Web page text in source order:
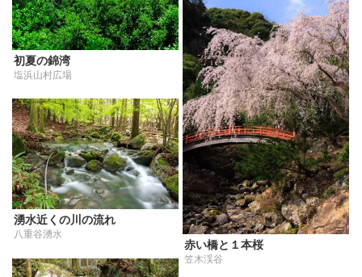
初夏の錦湾
塩浜山村広場
赤い橋と１本桜
笠木渓谷
湧水近くの川の流れ
八重谷湧水